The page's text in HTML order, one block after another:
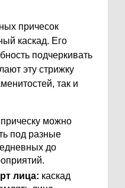
причесок
каскад. Его
подчеркивать
эту стрижку
так и
прическу можно
под разные
до
лица: каскад